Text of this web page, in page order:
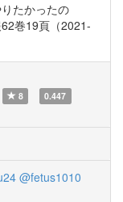
たかったの
巻19頁（2021-
8 0.447
@fetus1010